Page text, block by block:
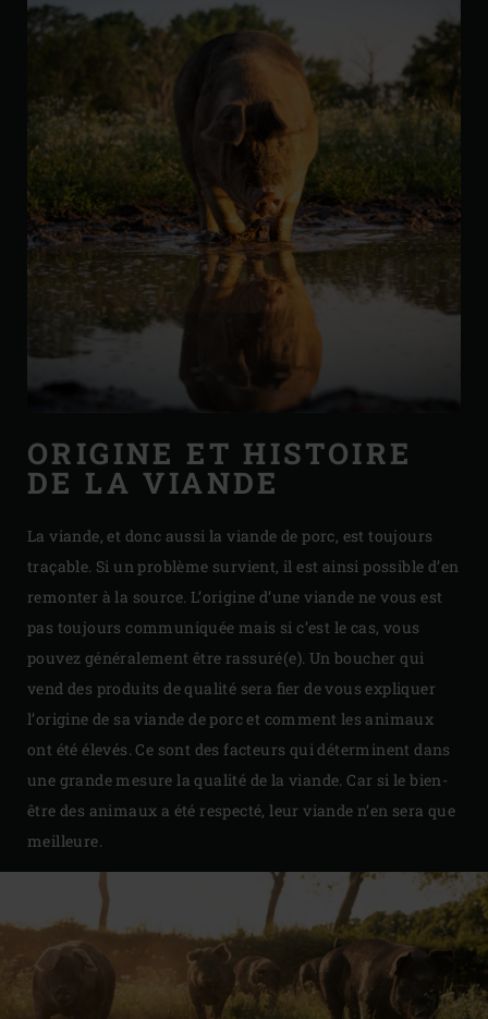
ORIGINE ET HISTOIRE
DE LA VIANDE
La viande, et donc aussi la viande de porc, est toujours
traçable. Si un problème survient, il est ainsi possible d’en
remonter à la source. L’origine d’une viande ne vous est
pas toujours communiquée mais si c’est le cas, vous
pouvez généralement être rassuré(e). Un boucher qui
vend des produits de qualité sera fier de vous expliquer
l’origine de sa viande de porc et comment les animaux
ont été élevés. Ce sont des facteurs qui déterminent dans
une grande mesure la qualité de la viande. Car si le bien-
être des animaux a été respecté, leur viande n’en sera que
meilleure.